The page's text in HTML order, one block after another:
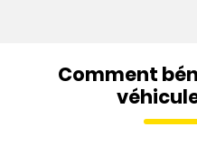
Comment